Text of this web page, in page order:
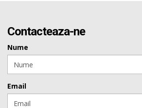
Contacteaza-ne
Nume
Email